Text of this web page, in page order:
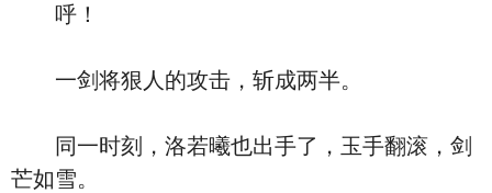
呼！
一剑将狠人的攻击，斩成两半。
同一时刻，洛若曦也出手了，玉手翻滚，剑
芒如雪。